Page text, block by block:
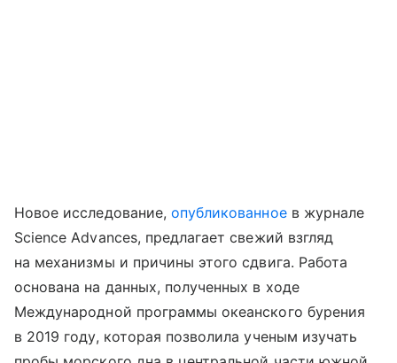
Новое исследование, опубликованноев журнале
Science Advances, предлагает свежий взгляд
на механизмы и причины этого сдвига. Работа
основана на данных, полученных в ходе
Международной программы океанского бурения
в 2019 году, которая позволила ученым изучать